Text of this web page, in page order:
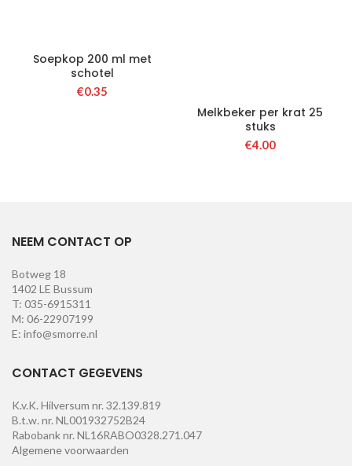
Soepkop 200 ml met
schotel
€0.35
Melkbeker per krat 25
stuks
€4.00
NEEM CONTACT OP
Botweg 18
1402 LE Bussum
T: 035-6915311
M: 06-22907199
E: info@smorre.nl
CONTACT GEGEVENS
K.v.K. Hilversum nr. 32.139.819
B.t.w. nr. NL001932752B24
Rabobank nr. NL16RABO0328.271.047
Algemene voorwaarden